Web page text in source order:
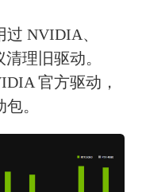
过 NVIDIA、
理旧驱动。
官方驱动，
。